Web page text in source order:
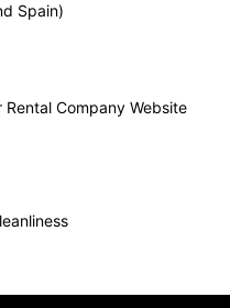
Spain)
Rental Company Website